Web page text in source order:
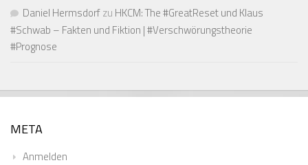
Daniel Hermsdorfzu HKCM: The #GreatReset und Klaus
#Schwab – Fakten und Fiktion | #Verschwörungstheorie
#Prognose
META
Anmelden